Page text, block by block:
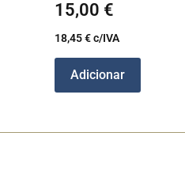
15,00 €
18,45€c/IVA
Adicionar